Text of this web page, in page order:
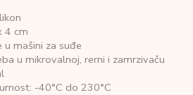
4 cm
u mašini za suđe
u mikrovalnoj, rerni i zamrzivaču
-40°C do 230°C